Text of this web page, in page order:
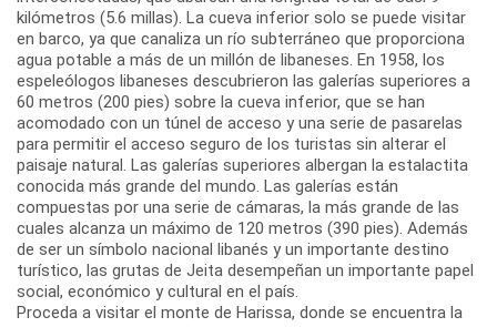
kilómetros (5.6 millas). La cueva inferior solo se puede visitar
en barco, ya que canaliza un río subterráneo que proporciona
agua potable a más de un millón de libaneses. En 1958, los
espeleólogos libaneses descubrieron las galerías superiores a
60 metros (200 pies) sobre la cueva inferior, que se han
acomodado con un túnel de acceso y una serie de pasarelas
para permitir el acceso seguro de los turistas sin alterar el
paisaje natural. Las galerías superiores albergan la estalactita
conocida más grande del mundo. Las galerías están
compuestas por una serie de cámaras, la más grande de las
cuales alcanza un máximo de 120 metros (390 pies). Además
de ser un símbolo nacional libanés y un importante destino
turístico, las grutas de Jeita desempeñan un importante papel
social, económico y cultural en el país.
Proceda a visitar el monte de Harissa, donde se encuentra la